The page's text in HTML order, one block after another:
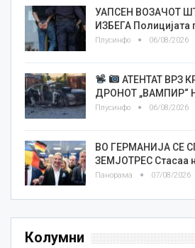
УАПСЕН ВОЗАЧОТ
ИЗБЕГА Полицијата
Плусинфо 06/08/2026
АТЕНТАТ ВРЗ
ДРОНОТ „ВАМПИР“
Плусинфо 06/08/2026
ВО ГЕРМАНИЈА СЕ
ЗЕМЈОТРЕС Стасаа
Панорама 07/08/2026
Колумни